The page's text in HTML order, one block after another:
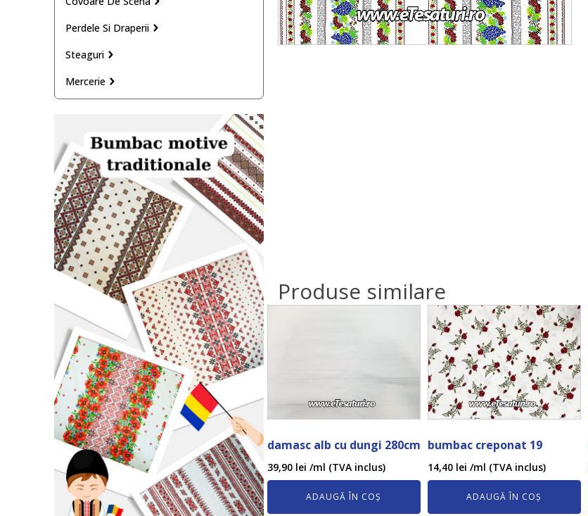
Perdele Si Draperii
Steaguri
Mercerie
Produse similare
damasc alb cu dungi 280cm
39,90 lei /ml (TVA inclus)
ADAUGĂ ÎN COȘ
bumbac creponat 19
14,40 lei /ml (TVA inclus)
ADAUGĂ ÎN COȘ